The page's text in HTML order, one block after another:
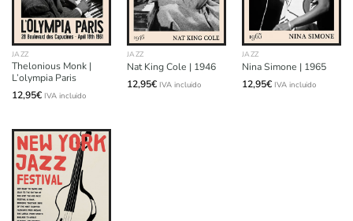
JAZZ
Thelonious Monk |
L’olympia Paris
12,95€ IVA incluido
JAZZ
Nat King Cole | 1946
12,95€ IVA incluido
JAZZ
Nina Simone | 1965
12,95€ IVA incluido